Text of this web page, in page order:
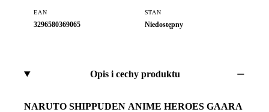
EAN
3296580369065
STAN
Niedostępny
Opis i cechy produktu
NARUTO SHIPPUDEN ANIME HEROES GAARA